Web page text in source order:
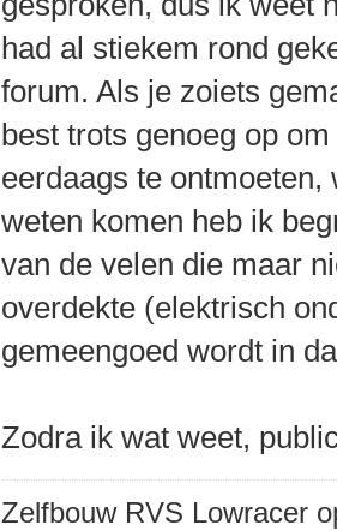
had al stiekem rond
forum. Als je zoiets
best trots genoeg op
eerdaags te
weten komen heb ik
van de velen die maar
overdekte (elektrisch
gemeengoed wordt in
Zodra ik wat weet,
Zelfbouw RVS Lowracer